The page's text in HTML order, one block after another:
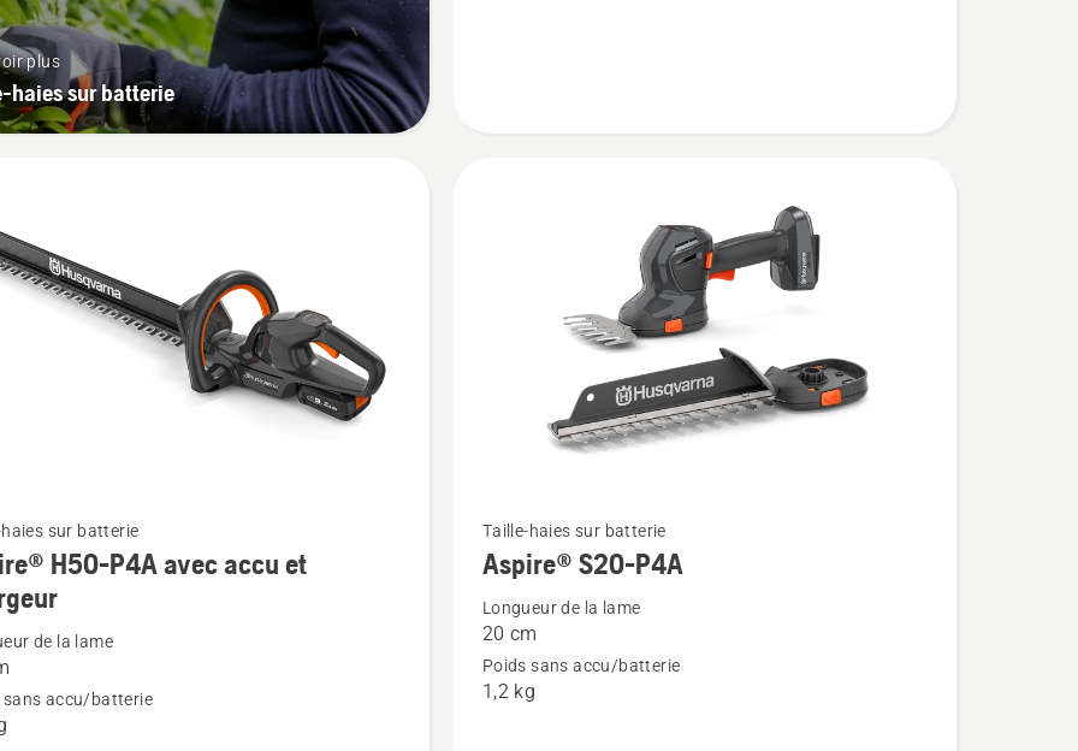
plus
haies sur batterie
sur batterie
H50-P4A avec accu et
de la lame
sans accu/batterie
Voir
plus
détails
sur
Aspire®
Taille-haies sur batterie
Aspire® S20-P4A
Longueur de la lame
20 cm
Poids sans accu/batterie
1,2 kg